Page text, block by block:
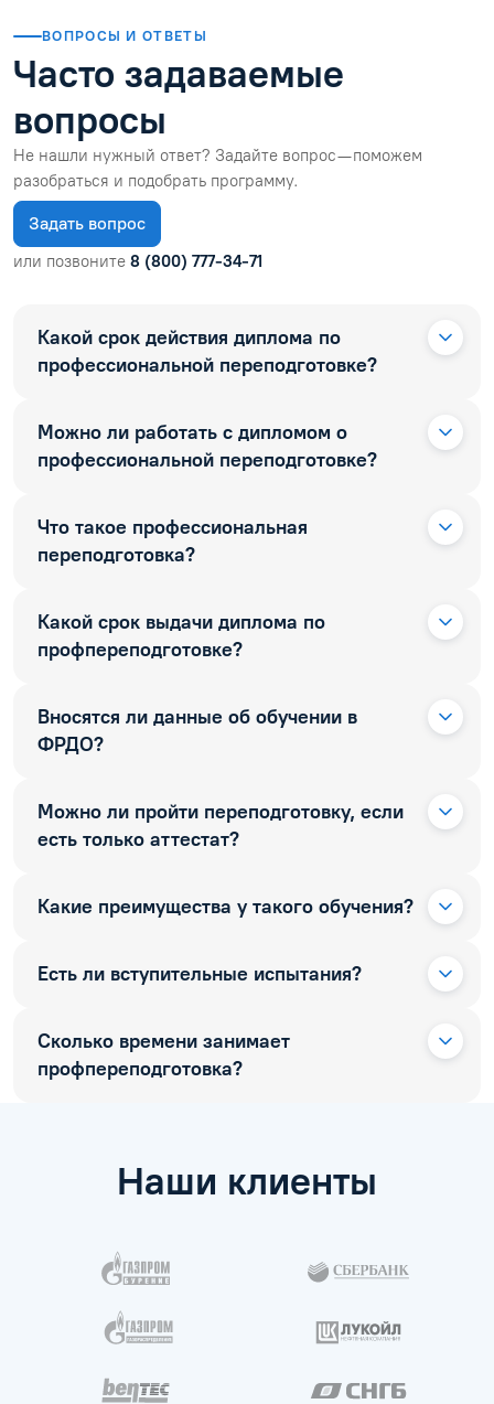
ВОПРОСЫ И ОТВЕТЫ
Часто задаваемые
вопросы
Не нашли нужный ответ? Задайте вопрос — поможем
разобраться и подобрать программу.
Задать вопрос
или позвоните 8 (800) 777-34-71
Какой срок действия диплома по
профессиональной переподготовке?
Можно ли работать с дипломом о
профессиональной переподготовке?
Что такое профессиональная
переподготовка?
Какой срок выдачи диплома по
профпереподготовке?
Вносятся ли данные об обучении в
ФРДО?
Можно ли пройти переподготовку, если
есть только аттестат?
Какие преимущества у такого обучения?
Есть ли вступительные испытания?
Сколько времени занимает
профпереподготовка?
Наши клиенты